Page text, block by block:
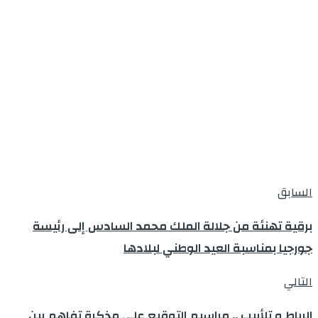
السابق
برقية تهنئة من جلالة الملك محمد السادس إلى رئيسة
جورجيا بمناسبة العيد الوطني لبلادها
التالي